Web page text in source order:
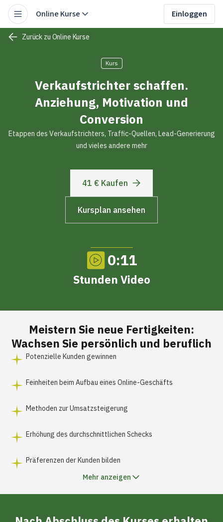
Online Kurse Einloggen
Zurück zu Online Kurse
Kurs
Verkaufstrichter schaffen.
Anziehung, Motivation und
Conversion
Etappen des Verkaufstrichters, Traffic-Quellen, Lead-Generierung
und vieles andere mehr
41 € Kaufen
Kursplan ansehen
0:11
Stunden Video
Meistern Sie neue Fertigkeiten:
Wachsen Sie persönlich und beruflich
Potenzielle Kunden gewinnen
Feinheiten beim Aufbau eines Online-Geschäfts
Methoden zur Umsatzsteigerung
Erhöhung des durchschnittlichen Schecks
Präferenzen der Kunden bilden
Mehr anzeigen